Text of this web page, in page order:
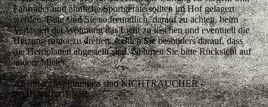
Fahrräder und ähnliche Sportgeräte sollten im Hof gelagert
werden. Bitte sind Sie so freundlich, darauf zu achten, beim
Verlassen der Wohnung das Licht zu löschen und eventuell die
Heizung runter zu drehen. Achten Sie besonders darauf, dass
die Herdplatten abgestellt sind. Nehmen Sie bitte Rücksicht auf
andere Mieter.
All unsere Wohnungen sind NICHTRAUCHER -
WOHNUNGEN!!!